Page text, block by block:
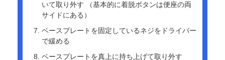
いて取り外す （基本的に着脱ボタンは便座の両
サイドにある）
ベースプレートを固定しているネジをドライバー
で緩める
ベースプレートを真上に持ち上げて取り外す